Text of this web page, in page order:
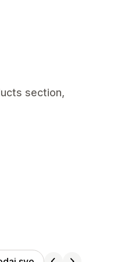
section,